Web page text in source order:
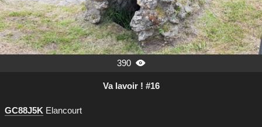
390 
Va lavoir ! #16
GC88J5K Elancourt